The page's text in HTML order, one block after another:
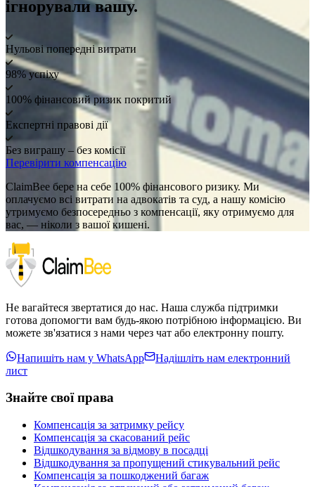
ігнорували вашу.
Нульові попередні витрати
98% успіху
100% фінансовий ризик покритий
Експертні правові дії
Без виграшу – без комісії
Перевірити компенсацію
ClaimBee бере на себе 100% фінансового ризику. Ми
оплачуємо всі витрати на адвокатів та суд, а нашу комісію
утримуємо безпосередньо з компенсації, яку отримуємо для
вас, — ніколи з вашої кишені.
Не вагайтеся звертатися до нас. Наша служба підтримки
готова допомогти вам будь-якою потрібною інформацією. Ви
можете зв'язатися з нами через чат або електронну пошту.
Напишіть нам у WhatsApp
Надішліть нам електронний
лист
Знайте свої права
Компенсація за затримку рейсу
Компенсація за скасований рейс
Відшкодування за відмову в посадці
Відшкодування за пропущений стикувальний рейс
Компенсація за пошкоджений багаж